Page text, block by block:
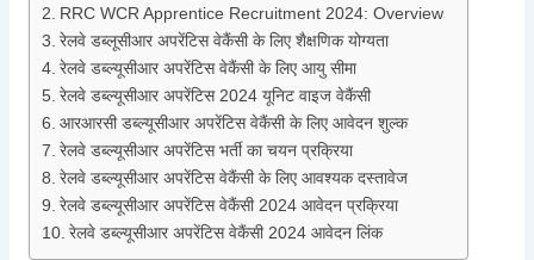
RRC WCR Apprentice Recruitment 2024: Overview
रेलवे डब्लूसीआर अपरेंटिस वेकैंसी के लिए शैक्षणिक योग्यता
रेलवे डब्ल्यूसीआर अपरेंटिस वेकैंसी के लिए आयु सीमा
रेलवे डब्ल्यूसीआर अपरेंटिस 2024 यूनिट वाइज वेकैंसी
आरआरसी डब्ल्यूसीआर अपरेंटिस वेकैंसी के लिए आवेदन शुल्क
रेलवे डब्ल्यूसीआर अपरेंटिस भर्ती का चयन प्रक्रिया
रेलवे डब्ल्यूसीआर अपरेंटिस वेकैंसी के लिए आवश्यक दस्तावेज
रेलवे डब्ल्यूसीआर अपरेंटिस वेकैंसी 2024 आवेदन प्रक्रिया
रेलवे डब्ल्यूसीआर अपरेंटिस वेकैंसी 2024 आवेदन लिंक